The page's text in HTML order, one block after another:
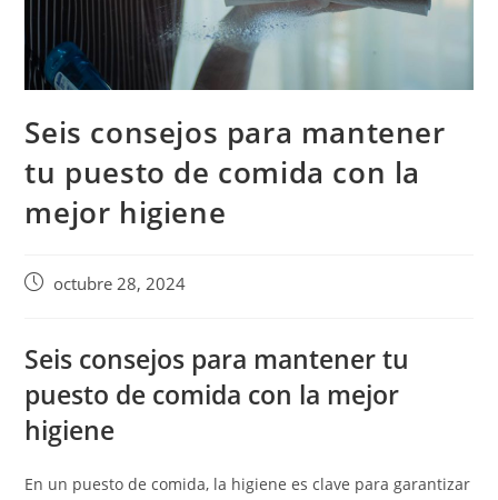
Seis consejos para mantener
tu puesto de comida con la
mejor higiene
octubre 28, 2024
Seis consejos para mantener tu
puesto de comida con la mejor
higiene
En un puesto de comida, la higiene es clave para garantizar